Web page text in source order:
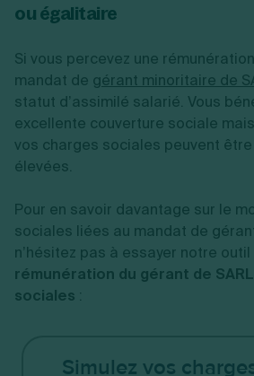
ou égalitaire
Si vous percevez une
mandat de gérant minoritaire de
statut d’assimilé salarié. Vous
excellente couverture sociale
vos charges sociales peuvent
élevées.
Pour en savoir davantage sur le
sociales liées au mandat de
n’hésitez pas à essayer notre
rémunération du gérant de
sociales :